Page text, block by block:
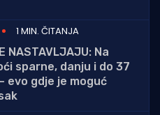
1 MIN. ČITANJA
NASTAVLJAJU: Na
sparne, danju i do 37
evo gdje je moguć